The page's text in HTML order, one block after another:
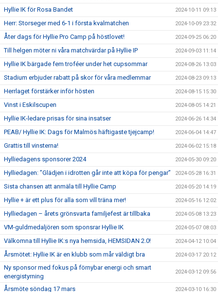
Hyllie IK för Rosa Bandet 2024-10-11 09:13
Herr: Storseger med 6-1 i första kvalmatchen 2024-10-09 23:32
Åter dags för Hyllie Pro Camp på höstlovet! 2024-09-25 06:20
Till helgen möter ni våra matchvärdar på Hyllie IP 2024-09-03 11:14
Hyllie IK bärgade fem troféer under het cupsommar 2024-08-26 13:03
Stadium erbjuder rabatt på skor för våra medlemmar 2024-08-23 09:13
Herrlaget förstärker inför hösten 2024-08-15 15:30
Vinst i Eskilscupen 2024-08-05 14:21
Hyllie IK-ledare prisas för sina insatser 2024-06-26 14:34
PEAB/ Hyllie IK: Dags för Malmös häftigaste tjejcamp! 2024-06-04 14:47
Grattis till vinsterna! 2024-06-02 15:18
Hylliedagens sponsorer 2024 2024-05-30 09:20
Hylliedagen: ”Glädjen i idrotten går inte att köpa för pengar” 2024-05-28 16:31
Sista chansen att anmäla till Hyllie Camp 2024-05-20 14:19
Hyllie + är ett plus för alla som vill träna mer! 2024-05-16 12:02
Hylliedagen – årets grönsvarta familjefest är tillbaka 2024-05-08 13:23
VM-guldmedaljören som sponsrar Hyllie IK 2024-05-07 08:03
Välkomna till Hyllie IK:s nya hemsida, HEMSIDAN 2.0! 2024-04-12 10:04
Årsmötet: Hyllie IK är en klubb som mår väldigt bra 2024-03-17 20:12
Ny sponsor med fokus på förnybar energi och smart
energistyrning
2024-03-12 09:56
Årsmöte söndag 17 mars 2024-03-10 16:30